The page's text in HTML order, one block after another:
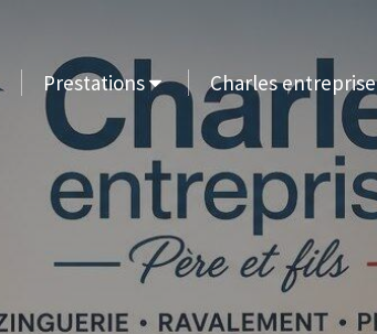
Prestations Charles entreprise